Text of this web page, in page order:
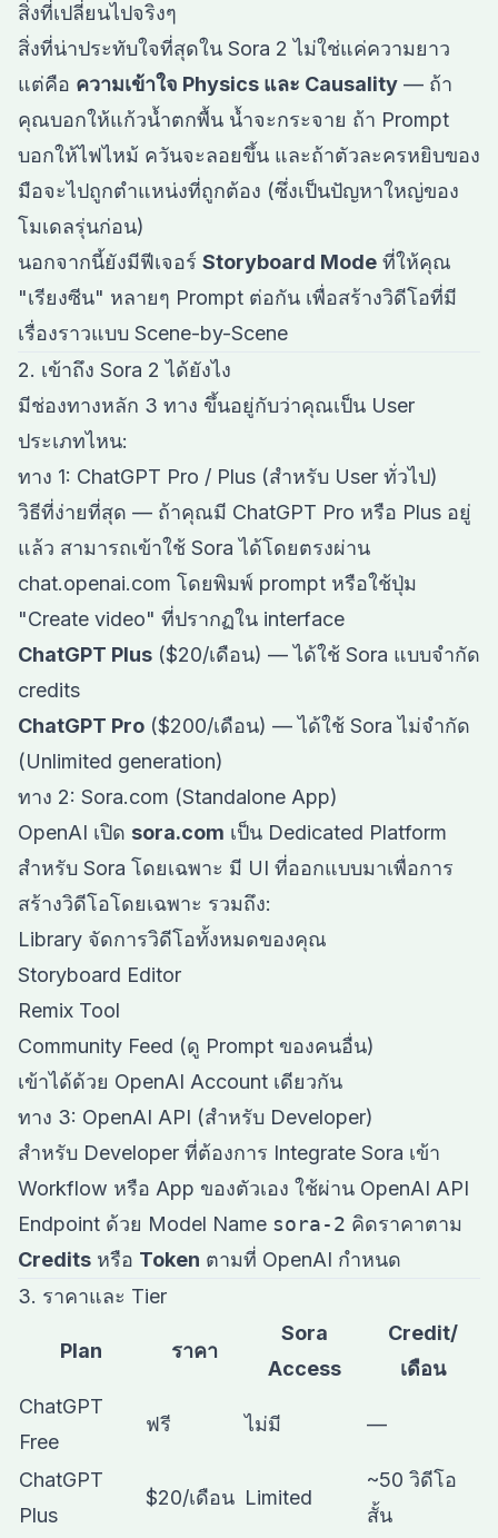
สิ่งที่เปลี่ยนไปจริงๆ
สิ่งที่น่าประทับใจที่สุดใน Sora 2 ไม่ใช่แค่ความยาว
แต่คือ ความเข้าใจ Physics และ Causality — ถ้า
คุณบอกให้แก้วน้ำตกพื้น น้ำจะกระจาย ถ้า Prompt
บอกให้ไฟไหม้ ควันจะลอยขึ้น และถ้าตัวละครหยิบของ
มือจะไปถูกตำแหน่งที่ถูกต้อง (ซึ่งเป็นปัญหาใหญ่ของ
โมเดลรุ่นก่อน)
นอกจากนี้ยังมีฟีเจอร์ Storyboard Mode ที่ให้คุณ
"เรียงซีน" หลายๆ Prompt ต่อกัน เพื่อสร้างวิดีโอที่มี
เรื่องราวแบบ Scene-by-Scene
2. เข้าถึง Sora 2 ได้ยังไง
มีช่องทางหลัก 3 ทาง ขึ้นอยู่กับว่าคุณเป็น User
ประเภทไหน:
ทาง 1: ChatGPT Pro / Plus (สำหรับ User ทั่วไป)
วิธีที่ง่ายที่สุด — ถ้าคุณมี ChatGPT Pro หรือ Plus อยู่
แล้ว สามารถเข้าใช้ Sora ได้โดยตรงผ่าน
chat.openai.com โดยพิมพ์ prompt หรือใช้ปุ่ม
"Create video" ที่ปรากฏใน interface
ChatGPT Plus ($20/เดือน) — ได้ใช้ Sora แบบจำกัด
credits
ChatGPT Pro ($200/เดือน) — ได้ใช้ Sora ไม่จำกัด
(Unlimited generation)
ทาง 2: Sora.com (Standalone App)
OpenAI เปิด sora.com เป็น Dedicated Platform
สำหรับ Sora โดยเฉพาะ มี UI ที่ออกแบบมาเพื่อการ
สร้างวิดีโอโดยเฉพาะ รวมถึง:
Library จัดการวิดีโอทั้งหมดของคุณ
Storyboard Editor
Remix Tool
Community Feed (ดู Prompt ของคนอื่น)
เข้าได้ด้วย OpenAI Account เดียวกัน
ทาง 3: OpenAI API (สำหรับ Developer)
สำหรับ Developer ที่ต้องการ Integrate Sora เข้า
Workflow หรือ App ของตัวเอง ใช้ผ่าน OpenAI API
Endpoint ด้วย Model Name sora-2 คิดราคาตาม
Credits หรือ Token ตามที่ OpenAI กำหนด
3. ราคาและ Tier
Plan ราคา
Sora
Access
Credit/
เดือน
ChatGPT
Free
ฟรี ไม่มี —
ChatGPT
Plus
$20/เดือน Limited
~50 วิดีโอ
สั้น